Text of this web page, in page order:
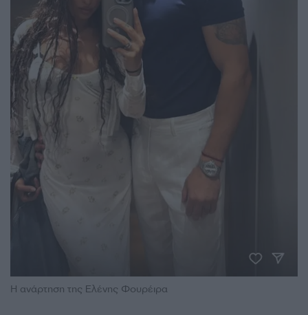
Η ανάρτηση της Ελένης Φουρέιρα